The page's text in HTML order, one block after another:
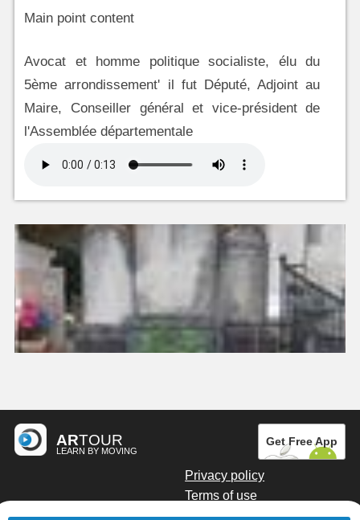
Main point content
Avocat et homme politique socialiste, élu du
5ème arrondissement' il fut Député, Adjoint au
Maire, Conseiller général et vice-président de
l'Assemblée départementale
ARTOUR
LEARN BY MOVING
Get Free App
Privacy policy
Terms of use
Digital marketing by Kainoto